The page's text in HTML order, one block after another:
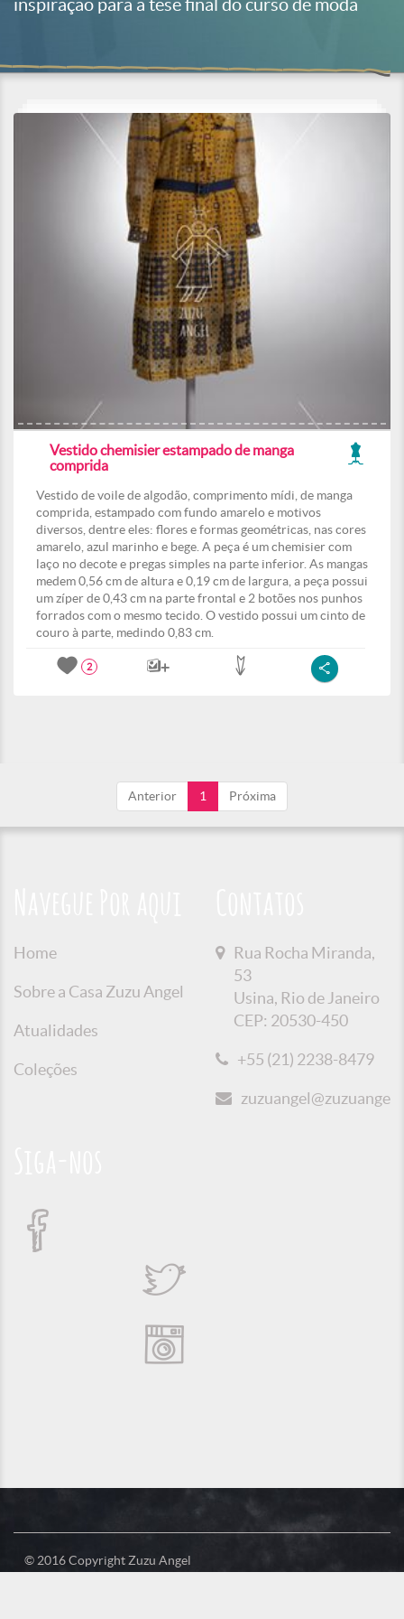
inspiração para a tese final do curso de moda
Vestido chemisier estampado de manga
comprida
Vestido de voile de algodão, comprimento mídi, de manga
comprida, estampado com fundo amarelo e motivos
diversos, dentre eles: flores e formas geométricas, nas cores
amarelo, azul marinho e bege. A peça é um chemisier com
laço no decote e pregas simples na parte inferior. As mangas
medem 0,56 cm de altura e 0,19 cm de largura, a peça possui
um zíper de 0,43 cm na parte frontal e 2 botões nos punhos
forrados com o mesmo tecido. O vestido possui um cinto de
couro à parte, medindo 0,83 cm.
2
Anterior 1 Próxima
Home
Sobre a Casa Zuzu Angel
Atualidades
Coleções
Rua Rocha Miranda,
53
Usina, Rio de Janeiro
CEP: 20530-450
+55 (21) 2238-8479
© 2016 Copyright Zuzu Angel